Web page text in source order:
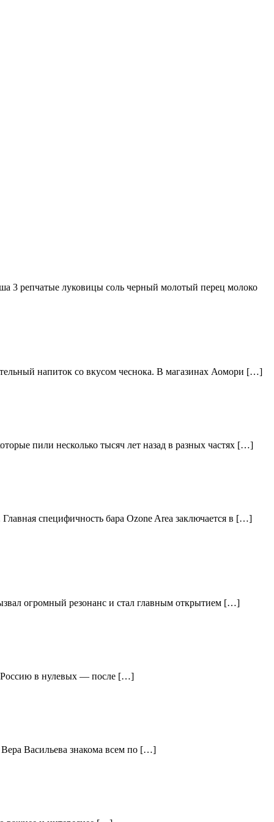
3 репчатые луковицы соль черный молотый перец молоко
напиток со вкусом чеснока. В магазинах Аомори […]
пили несколько тысяч лет назад в разных частях […]
специфичность бара Ozone Area заключается в […]
огромный резонанс и стал главным открытием […]
Россию в нулевых — после […]
Васильева знакома всем по […]